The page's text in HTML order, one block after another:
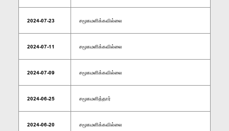
2024-07-23 சமூகமளிக்கவில்லை
2024-07-11 சமூகமளிக்கவில்லை
2024-07-09 சமூகமளிக்கவில்லை
2024-06-25 சமூகமளித்தார்
2024-06-20 சமூகமளிக்கவில்லை